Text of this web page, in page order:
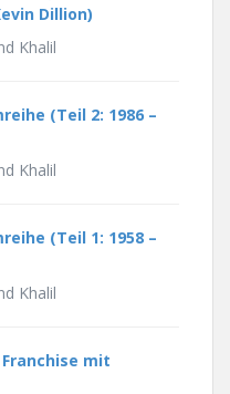
Dillion)
Khalil
(Teil 2: 1986 –
Khalil
(Teil 1: 1958 –
Khalil
Franchise mit